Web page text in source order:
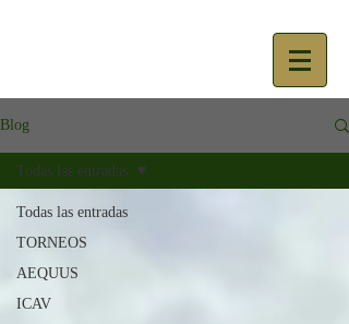
Blog
Todas las entradas
TORNEOS
AEQUUS
ICAV
Todas las entradas